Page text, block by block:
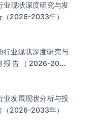
业现状深度研究与发
（2026-2033年）
行业现状深度研究与
告（2026-2033
业发展现状分析与投
（2026-2033年）